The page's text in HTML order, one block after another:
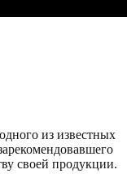
из известных
своей продукции.